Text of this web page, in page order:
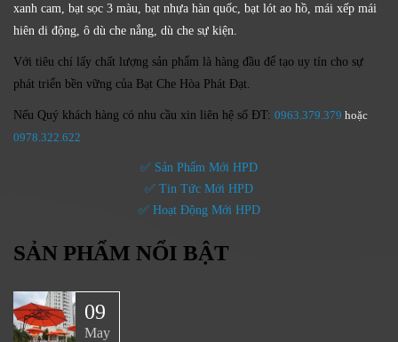
xanh cam, bạt sọc 3 màu, bạt nhựa hàn quốc, bạt lót ao hồ, mái xếp mái
hiên di động, ô dù che nắng, dù che sự kiện.
Với tiêu chí lấy chất lượng sản phẩm là hàng đầu để tạo uy tín cho sự
phát triển bền vững của Bạt Che Hòa Phát Đạt.
Nếu Quý khách hàng có nhu cầu xin liên hệ số ĐT: 0963.379.379 hoặc
0978.322.622
✅ Sản Phẩm Mới HPD
✅ Tin Tức Mới HPD
✅ Hoạt Động Mới HPD
SẢN PHẨM NỔI BẬT
09
May